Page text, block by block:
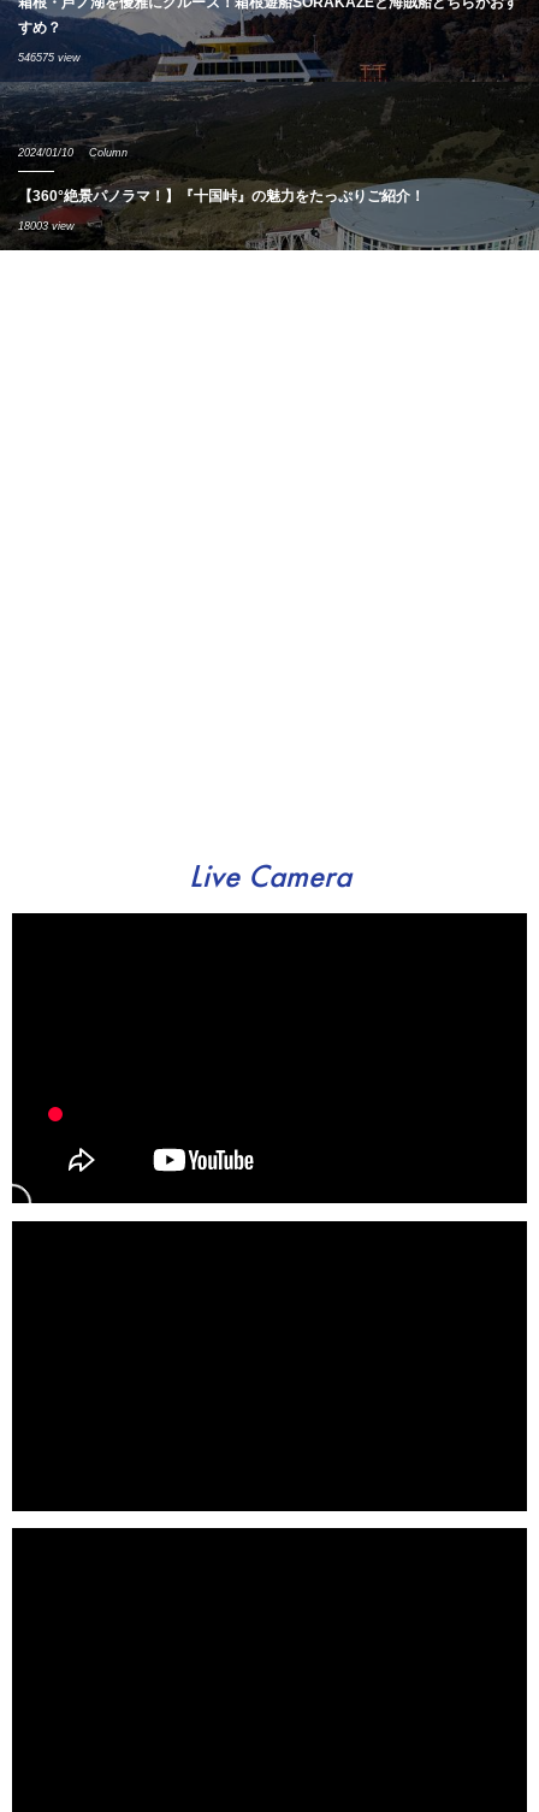
すめ？
546575 view
2024/01/10 Column
【360°絶景パノラマ！】『十国峠』の魅力をたっぷりご紹介！
18003 view
Live Camera